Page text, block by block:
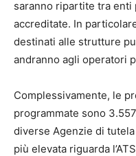
saranno ripartite tra
accreditate. In
destinati alle strutture
andranno agli operatori
Complessivamente, le
programmate sono
diverse Agenzie di
più elevata riguarda